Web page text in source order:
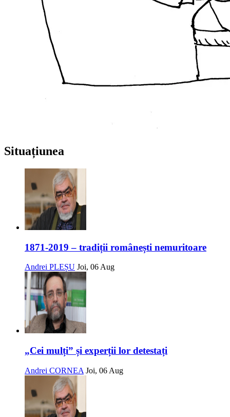
Situațiunea
1871-2019 – tradiții românești nemuritoare
Andrei PLEȘU Joi, 06 Aug
„Cei mulți” și experții lor detestați
Andrei CORNEA Joi, 06 Aug